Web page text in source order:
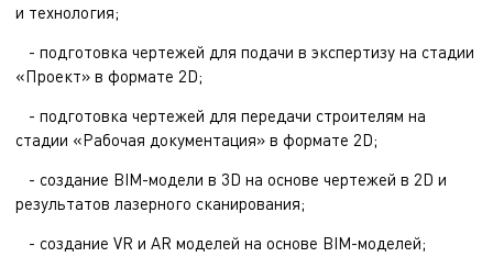
и технология;
- подготовка чертежей для подачи в экспертизу на стадии
«Проект» в формате 2D;
- подготовка чертежей для передачи строителям на
стадии «Рабочая документация» в формате 2D;
- создание BIM-модели в 3D на основе чертежей в 2D и
результатов лазерного сканирования;
- создание VR и AR моделей на основе BIM-моделей;